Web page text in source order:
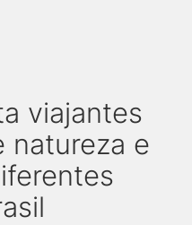
viajantes
natureza e